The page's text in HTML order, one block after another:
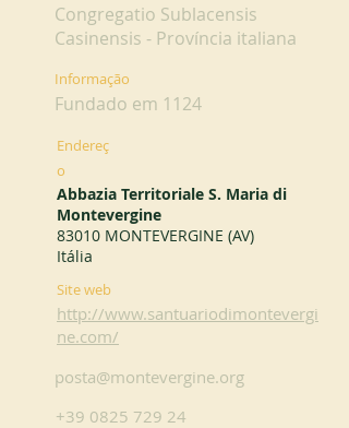
Congregatio Sublacensis
Casinensis - Província italiana
Informação
Fundado em 1124
Endereç
o
Abbazia Territoriale S. Maria di
Montevergine
83010 MONTEVERGINE (AV)
Itália
Site web
http://www.santuariodimontevergi
ne.com/
posta@montevergine.org
+39 0825 729 24